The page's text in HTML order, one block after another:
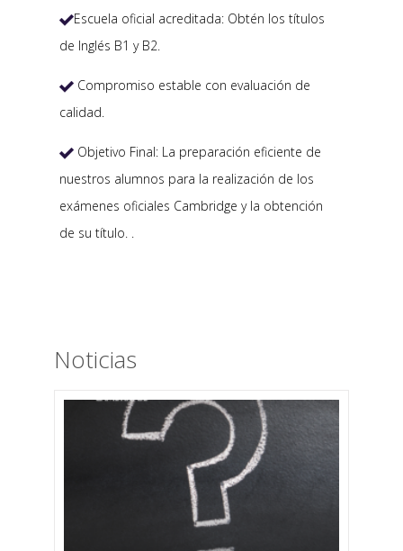
Escuela oficial acreditada: Obtén los títulos
de Inglés B1 y B2.
 Compromiso estable con evaluación de
calidad.
 Objetivo Final: La preparación eficiente de
nuestros alumnos para la realización de los
exámenes oficiales Cambridge y la obtención
de su título. .
Noticias